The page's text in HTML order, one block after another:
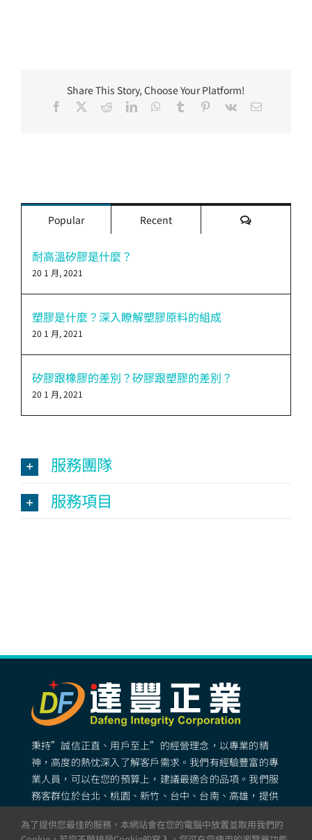
Share This Story, Choose Your Platform!
Facebook RedditLinkedInWhatsApp
Tumblr Pinterest
Vk Email:
Popular Recent
評
耐高溫矽膠是什麼？
20 1 月, 2021
塑膠是什麼？深入瞭解塑膠原料的組成
20 1 月, 2021
矽膠跟橡膠的差別？矽膠跟塑膠的差別？
20 1 月, 2021
服務團隊
服務項目
秉持”誠信正直、用戶至上”的經營理念，以專業的精
神，高度的熱忱深入了解客戶需求。我們有經驗豐富的專
業人員，可以在您的預算上，建議最適合的品項。我們服
務客群位於台北、桃園、新竹、台中、台南、高雄，提供
為了提供您最佳的服務，本網站會在您的電腦中放置並取用我們的